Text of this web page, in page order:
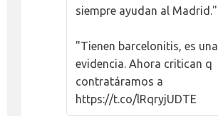
siempre ayudan al Madrid."
"Tienen barcelonitis, es una
evidencia. Ahora critican q
contratáramos a
https://t.co/lRqryjUDTE